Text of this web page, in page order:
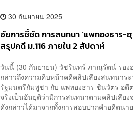
30 กันยายน 2025
อัยการชี้ชัด การสนทนา ‘แพทองธาร-ฮุ
สรุปคดี ม.116 ภายใน 2 สัปดาห์
วันนี้ (30 กันยายน) วัชรินทร์ ภาณุรัตน์ รอง
กล่าวถึงความคืบหน้าคดีคลิปเสียงสนทนาร
รัฐมนตรีกัมพูชา กับ แพทองธาร ชินวัตร อดี
จริงเป็นอันยุติว่ามีการสนทนาตามคลิปเสีย
ดังกล่าวได้มาจากทั้งการสอบปากคำอดีตนา